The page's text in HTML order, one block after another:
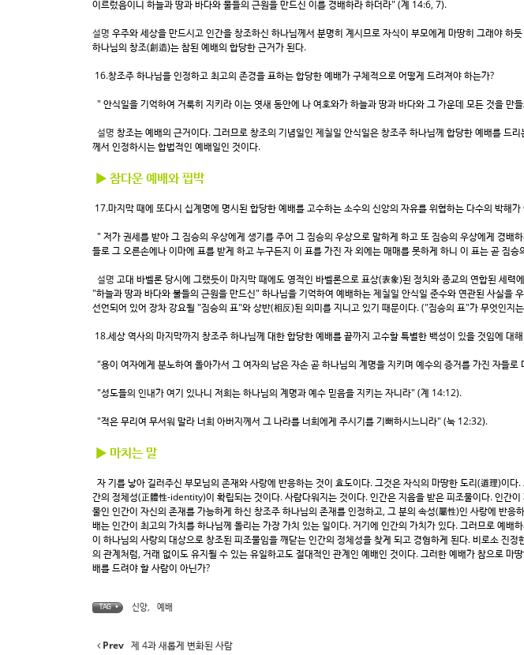
이르렀음이니 하늘과 땅과 바다와 물들의 근원을 만드신 이를 경배하라 하더라" (계 14:6, 7).
설명 우주와 세상을 만드시고 인간을 창조하신 하나님께서 분명히 계시므로 자식이 부모에게 마땅히 그래야
하나님의 창조(創造)는 참된 예배의 합당한 근거가 된다.
16.창조주 하나님을 인정하고 최고의 존경을 표하는 합당한 예배가 구체적으로 어떻게 드려져야 하는가?
" 안식일을 기억하여 거룩히 지키라 이는 엿새 동안에 나 여호와가 하늘과 땅과 바다와 그 가운데 모든 것을
설명 창조는 예배의 근거이다. 그러므로 창조의 기념일인 제칠일 안식일은 창조주 하나님께 합당한 예배를 드
께서 인정하시는 합법적인 예배일인 것이다.
▶ 참다운 예배와 핍박
17.마지막 때에 또다시 십계명에 명시된 합당한 예배를 고수하는 소수의 신앙의 자유를 위협하는 다수의 박해
" 저가 권세를 받아 그 짐승의 우상에게 생기를 주어 그 짐승의 우상으로 말하게 하고 또 짐승의 우상에게 경
들로 그 오른손에나 이마에 표를 받게 하고 누구든지 이 표를 가진 자 외에는 매매를 못하게 하니 이 표는 곧 짐
설명 고대 바벨론 당시에 그랬듯이 마지막 때에도 영적인 바벨론으로 표상(表象)된 정치와 종교의 연합된 세
"하늘과 땅과 바다와 불들의 근원을 만드신" 하나님을 기억하여 예배하는 제칠일 안식일 준수와 연관된 사실
선언되어 있어 장차 강요될 "짐승의 표"와 상반(相反)된 의미를 지니고 있기 때문이다. ("짐승의 표"가 무엇인지
18.세상 역사의 마지막까지 창조주 하나님께 대한 합당한 예배를 끝까지 고수할 특별한 백성이 있을 것임에 대
"용이 여자에게 분노하여 돌아가서 그 여자의 남은 자손 곧 하나님의 계명을 지키며 예수의 증거를 가진 자들
"성도들의 인내가 여기 있나니 저희는 하나님의 계명과 예수 믿음을 지키는 자니라" (계 14:12).
"적은 무리여 무서워 말라 너희 아버지께서 그 나라를 너희에게 주시기를 기뻐하시느니라" (눅 12:32).
▶ 마치는 말
자 기를 낳아 길러주신 부모님의 존재와 사랑에 반응하는 것이 효도이다. 그것은 자식의 마땅한 도리(道理)이
간의 정체성(正體性-identity)이 확립되는 것이다. 사람다워지는 것이다. 인간은 지음을 받은 피조물이다. 인간
물인 인간이 자신의 존재를 가능하게 하신 창조주 하나님의 존재를 인정하고, 그 분의 속성(屬性)인 사랑에 반응
배는 인간이 최고의 가치를 하나님께 돌리는 가장 가치 있는 일이다. 거기에 인간의 가치가 있다. 그러므로 예
이 하나님의 사랑의 대상으로 창조된 피조물임을 깨닫는 인간의 정체성을 찾게 되고 경험하게 된다. 비로소 진
의 관계처럼, 거래 없이도 유지될 수 있는 유일하고도 절대적인 관계인 예배인 것이다. 그러한 예배가 참으로
배를 드려야 할 사람이 아닌가?
TAG • 신앙, 예배
Prev 제 4과 새롭게 변화된 사람